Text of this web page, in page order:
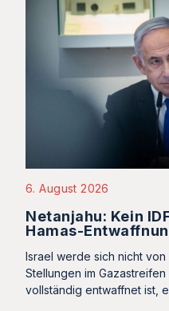
6. August 2026
Netanjahu: Kein
Hamas-
Israel werde sich nicht
Stellungen im
vollständig entwaffnet ist,